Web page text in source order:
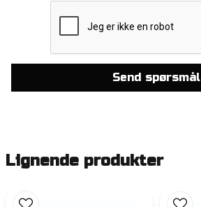
Send spørsmål
Lignende produkter